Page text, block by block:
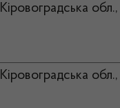
Кіровоградська
Кіровоградська